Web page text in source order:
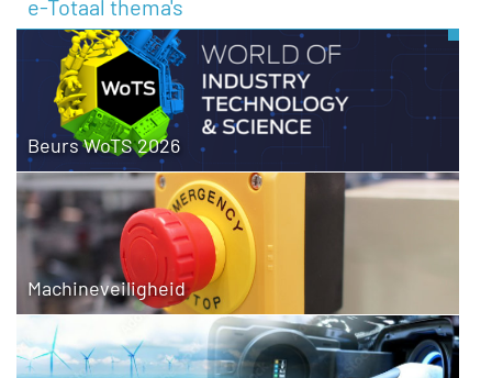
e-Totaal thema's
Beurs WoTS 2026
Machineveiligheid